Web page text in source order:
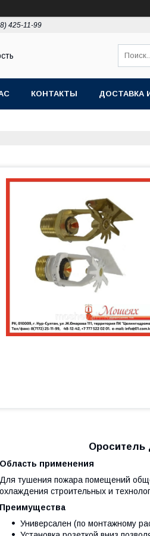
425-11-99
КОНТАКТЫ ДОСТАВКА
Ороситель
Область применения
Для тушения пожара помещений
охлаждения строительных и
Преимущества
Универсален (по монтажному